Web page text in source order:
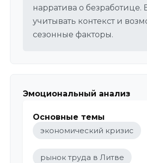
нарратива о безработице.
учитывать контекст и
сезонные факторы.
Эмоциональный анализ
Основные темы
экономический кризис
рынок труда в Литве